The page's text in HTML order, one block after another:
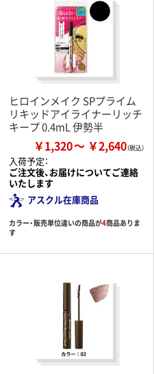
ヒロインメイク SPプライム
リキッドアイライナーリッチ
キープ 0.4mL 伊勢半
￥1,320 ￥2,640
入荷予定：
ご注文後、お届けについてご連絡
いたします
アスクル在庫商品
カラー・販売単位違いの商品が4商品ありま
す